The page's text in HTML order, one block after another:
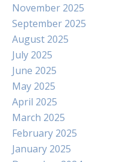
November 2025
September 2025
August 2025
July 2025
June 2025
May 2025
April 2025
March 2025
February 2025
January 2025